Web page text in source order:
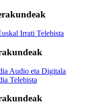
Irrati Telebista
Audio eta Digitala
Telebista